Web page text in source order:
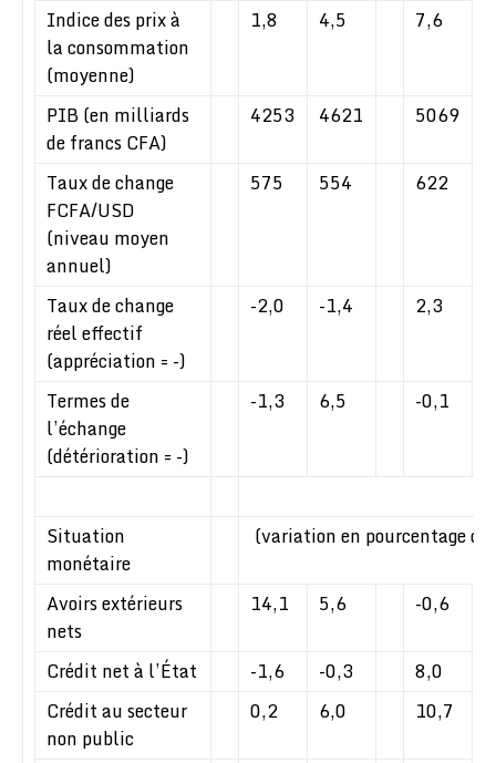
Indice des prix à
la consommation
(moyenne)
1,8 4,5 7,6
PIB (en milliards
de francs CFA)
4253 4621 5069
Taux de change
FCFA/USD
(niveau moyen
annuel)
575 554 622
Taux de change
réel effectif
(appréciation = -)
-2,0 -1,4 2,3
Termes de
l’échange
(détérioration = -)
-1,3 6,5 -0,1
Situation
monétaire
(variation en pourcentage
Avoirs extérieurs
nets
14,1 5,6 -0,6
Crédit net à l’État -1,6 -0,3 8,0
Crédit au secteur
non public
0,2 6,0 10,7